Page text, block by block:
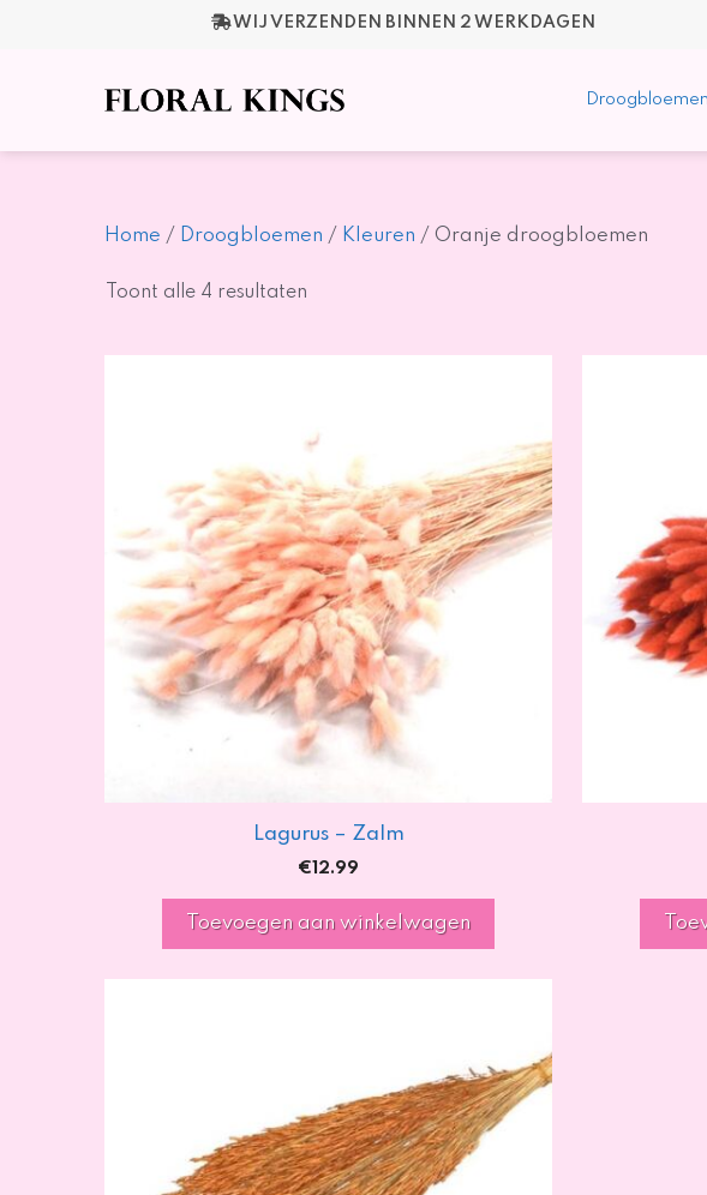
WIJ VERZENDEN BINNEN 2 WERKDAGEN
Droogbloemen
Home / Droogbloemen / Kleuren / Oranje droogbloemen
Toont alle 4 resultaten
Lagurus – Zalm
€ 12.99
Toevoegen aan winkelwagen